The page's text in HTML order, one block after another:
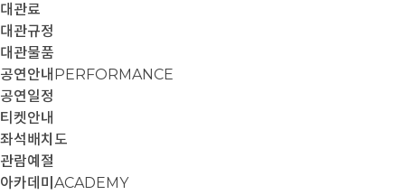
대관료
대관규정
대관물품
공연안내 PERFORMANCE
공연일정
티켓안내
좌석배치도
관람예절
아카데미 ACADEMY